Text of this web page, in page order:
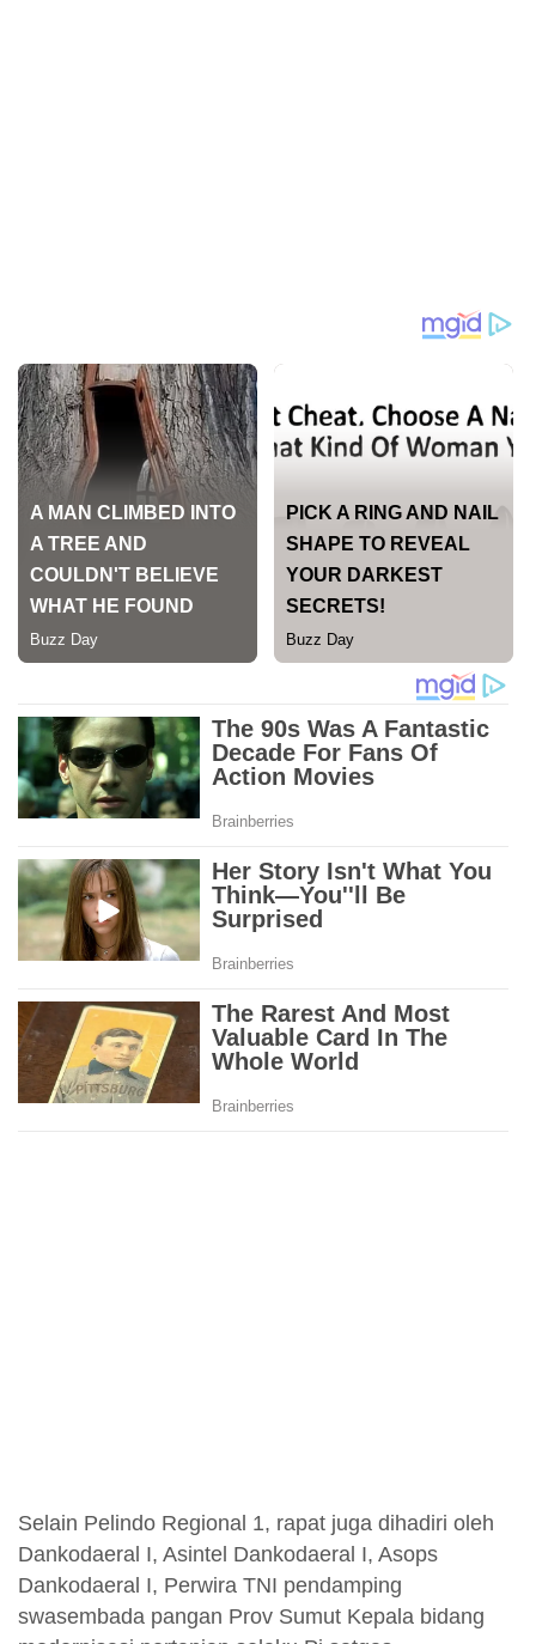
Selain Pelindo Regional 1, rapat juga dihadiri oleh
Dankodaeral I, Asintel Dankodaeral I, Asops
Dankodaeral I, Perwira TNI pendamping
swasembada pangan Prov Sumut Kepala bidang